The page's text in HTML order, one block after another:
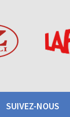
SUIVEZ-NOUS